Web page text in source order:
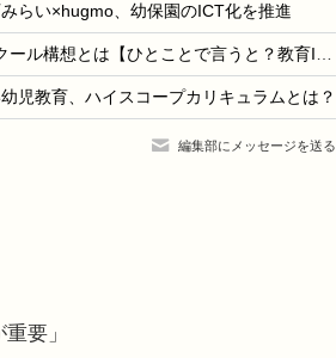
らい×hugmo、幼保園のICT化を推進
GIGAスクール構想とは【ひとことで言うと？教育ICT用語】
児教育、ハイスコープカリキュラムとは？
編集部にメッセージを送る
要」